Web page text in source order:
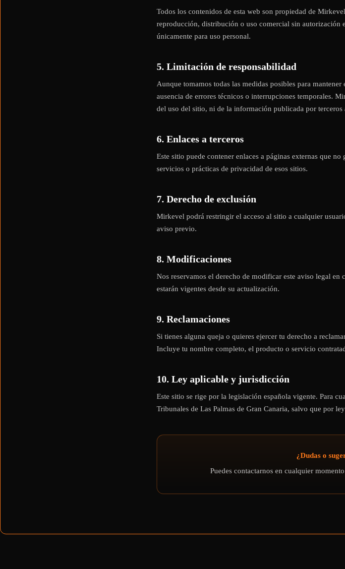
Todos los contenidos de esta web son propiedad de
reproducción, distribución o uso comercial sin autorización
únicamente para uso personal.
5. Limitación de responsabilidad
Aunque tomamos todas las medidas posibles para
ausencia de errores técnicos o interrupciones temporales.
del uso del sitio, ni de la información publicada por terceros
6. Enlaces a terceros
Este sitio puede contener enlaces a páginas externas que
servicios o prácticas de privacidad de esos sitios.
7. Derecho de exclusión
Mirkevel podrá restringir el acceso al sitio a cualquier
aviso previo.
8. Modificaciones
Nos reservamos el derecho de modificar este aviso legal
estarán vigentes desde su actualización.
9. Reclamaciones
Si tienes alguna queja o quieres ejercer tu derecho a
Incluye tu nombre completo, el producto o servicio
10. Ley aplicable y jurisdicción
Este sitio se rige por la legislación española vigente. Para
Tribunales de Las Palmas de Gran Canaria, salvo que por
¿Dudas o
Puedes contactarnos en cualquier